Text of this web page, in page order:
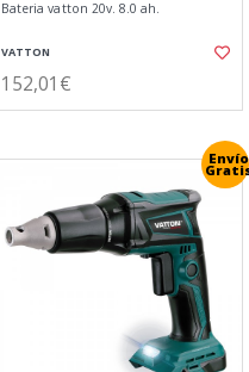
Bateria vatton 20v. 8.0 ah.
VATTON
152,01€
Envío